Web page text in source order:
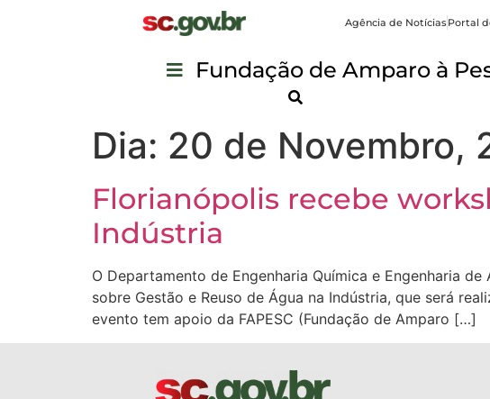
Agência de NotíciasPortal
Fundação de Amparo à
Dia: 20 de Novembro,
Florianópolis recebe
Indústria
O Departamento de Engenharia Química e Engenharia
sobre Gestão e Reuso de Água na Indústria, que será
evento tem apoio da FAPESC (Fundação de Amparo […]